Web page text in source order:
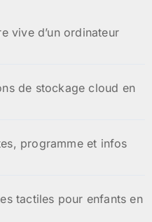
vive d’un ordinateur
de stockage cloud en
programme et infos
tactiles pour enfants en